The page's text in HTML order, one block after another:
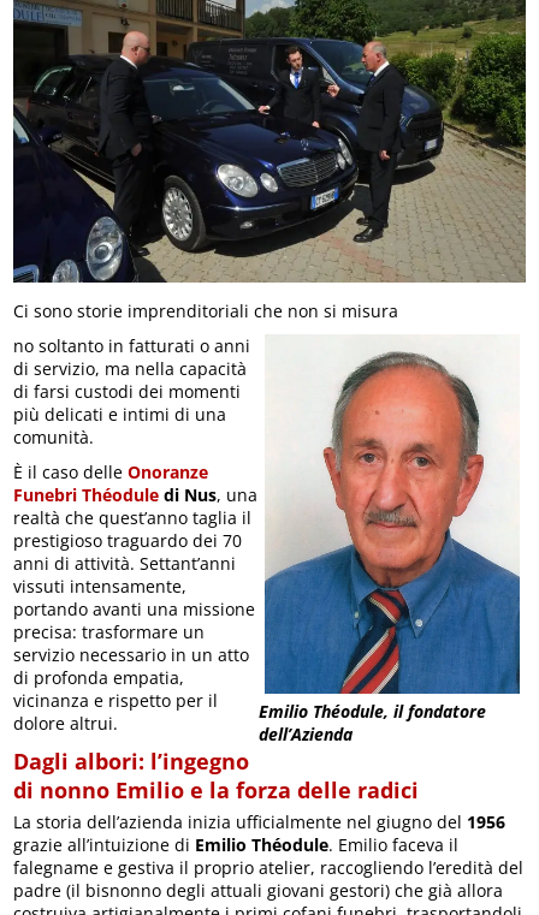
Ci sono storie imprenditoriali che non si misura
Emilio Théodule, il fondatore
dell’Azienda
no soltanto in fatturati o anni
di servizio, ma nella capacità
di farsi custodi dei momenti
più delicati e intimi di una
comunità.
È il caso delleOnoranze
Funebri Théodule di Nus, una
realtà che quest’anno taglia il
prestigioso traguardo dei 70
anni di attività. Settant’anni
vissuti intensamente,
portando avanti una missione
precisa: trasformare un
servizio necessario in un atto
di profonda empatia,
vicinanza e rispetto per il
dolore altrui.
Dagli albori: l’ingegno
di nonno Emilio e la forza delle radici
La storia dell’azienda inizia ufficialmente nel giugno del 1956
grazie all’intuizione di Emilio Théodule. Emilio faceva il
falegname e gestiva il proprio atelier, raccogliendo l’eredità del
padre (il bisnonno degli attuali giovani gestori) che già allora